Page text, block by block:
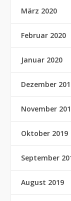
März 2020
Februar 2020
Januar 2020
Dezember
November
Oktober 2019
September
August 2019